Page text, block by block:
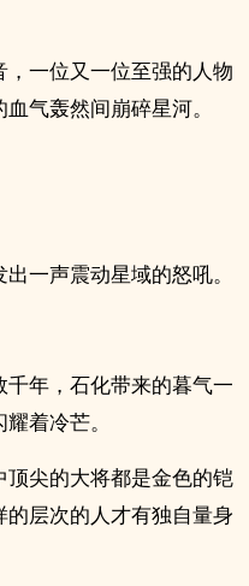
一位又一位至强的人物
气轰然间崩碎星河。
一声震动星域的怒吼。
年，石化带来的暮气一
着冷芒。
尖的大将都是金色的铠
层次的人才有独自量身